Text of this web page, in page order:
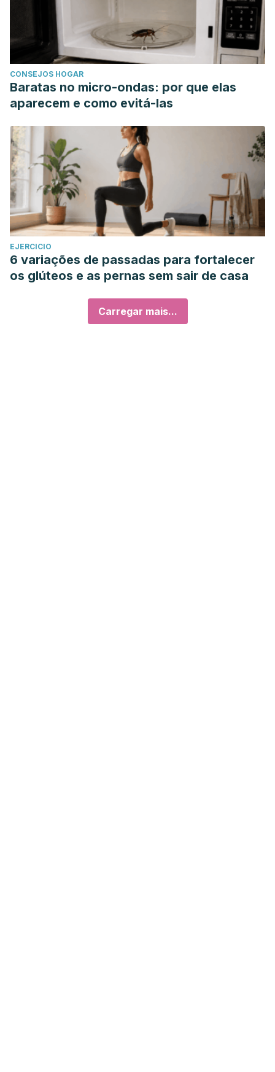
CONSEJOS HOGAR
Baratas no micro-ondas: por que elas
aparecem e como evitá-las
EJERCICIO
6 variações de passadas para fortalecer
os glúteos e as pernas sem sair de casa
Carregar mais...